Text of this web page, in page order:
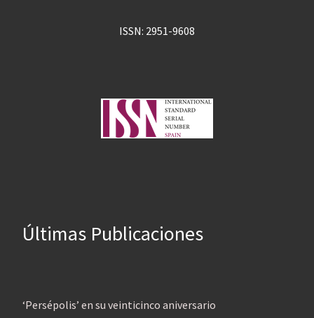
ISSN: 2951-9608
Últimas Publicaciones
‘Persépolis’ en su veinticinco aniversario